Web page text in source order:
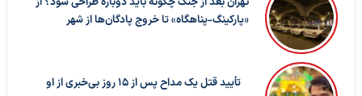
«پارکینگ-پناهگاه» تا خروج پادگان‌ها از شهر
تأیید قتل یک مداح پس از ۱۵ روز بی‌خبری از او